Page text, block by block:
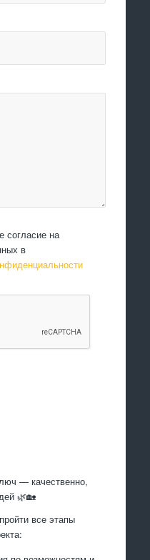
согласие на
в
— качественно,
🌿🏡
все этапы